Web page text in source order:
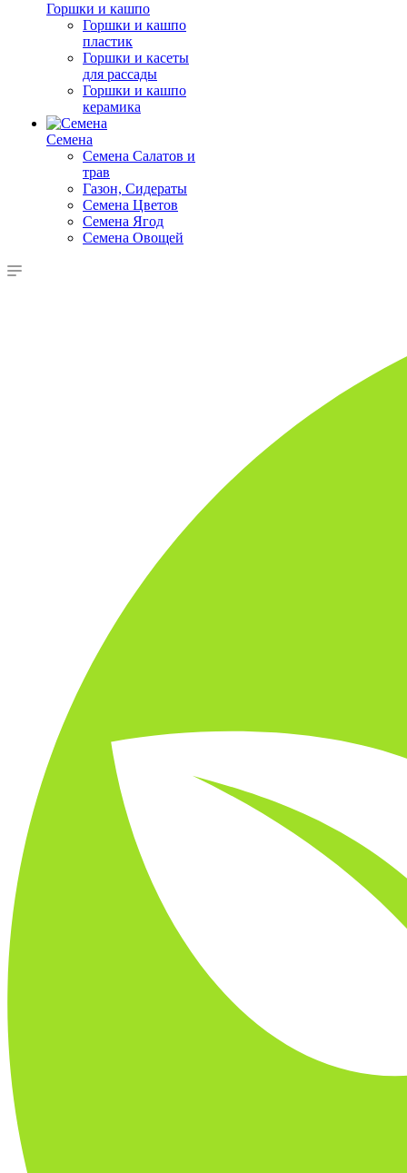
Горшки и кашпо
Горшки и кашпо
пластик
Горшки и касеты
для рассады
Горшки и кашпо
керамика
Семена
Семена Салатов и
трав
Газон, Сидераты
Семена Цветов
Семена Ягод
Семена Овощей